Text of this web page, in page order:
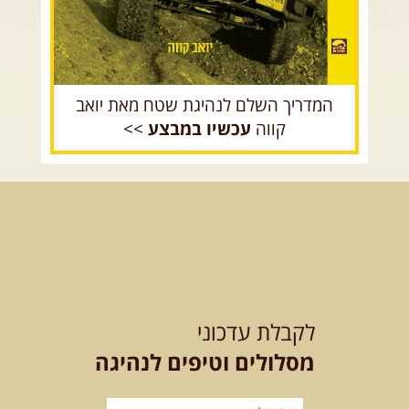
בחרנו לילה מיוחד לטיול מיוחד! השמיים יהיו נקיים, הכוכבים ...[המשך]
14.08.2026 שישי- מעיינות ואתגרים בצפון הרמה
מסלול חדש בצפון רמת הגולן בהובלת מדריך תושב האזור. המסלול ...[המשך]
לכל הטיולים
. מסעות בעולם .
26.08-02.09.2026
המגדלים של הקווקז
המדריך השלם לנהיגת שטח מאת יואב
קווה עכשיו במבצע >>
לקבלת עדכוני
מסלולים וטיפים לנהיגה